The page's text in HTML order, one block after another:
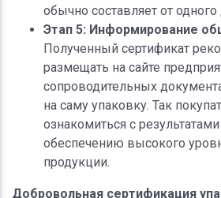
обычно составляет от одного
Этап 5: Информирование
Полученный сертификат
размещать на сайте
сопроводительных
на саму упаковку. Так
ознакомиться с
обеспечению высокого
продукции.
Добровольная сертификация